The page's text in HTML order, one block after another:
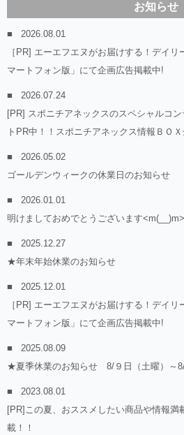
お知らせ
2026.08.01
［PR] エーエフエヌがお届けする！デイ
マートフォン版」にて企画広告掲載中!
2026.07.24
[PR] スポニチアネックスのスペシャルコ
トPR中！！スポニチアネックス情報ＢＯ
2026.05.02
ゴールデンウィークの休業日のお知らせ
2026.01.01
明けましておめでとうございます<m(__)m>
2025.12.27
★年末年始休業のお知らせ
2025.12.01
［PR] エーエフエヌがお届けする！デイ
マートフォン版」にて企画広告掲載中!
2025.08.09
★夏季休業のお知らせ 8/９日（土曜）～8/
2023.08.01
[PR]この夏、おススメしたい商品や情報満
載！！